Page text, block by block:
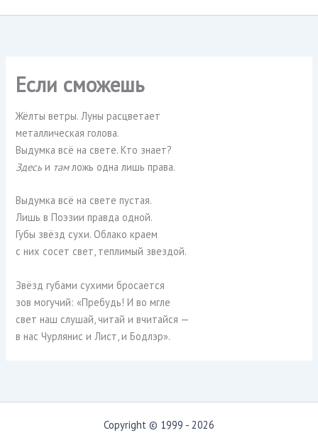
Если сможешь
Жёлты ветры. Луны расцветает
металлическая голова.
Выдумка всё на свете. Кто знает?
Здесь и тамложь одна лишь права.
Выдумка всё на свете пустая.
Лишь в Поэзии правда одной.
Губы звёзд сухи. Облако краем
с них сосет свет, теплимый звездой.
Звёзд губами сухими бросается
зов могучий: «Пребудь! И во мгле
свет наш слушай, читай и вчитайся —
в нас Чурлянис и Лист, и Бодлэр».
Copyright © 1999 - 2026